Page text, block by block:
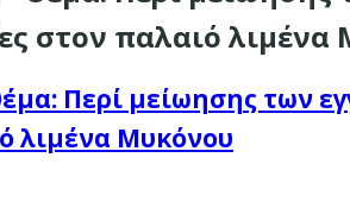
στον παλαιό λιμένα
Περί μείωησης των
λιμένα Μυκόνου